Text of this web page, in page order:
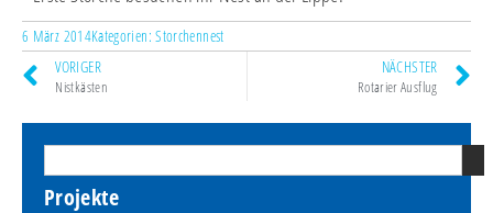
Projekte
6 März 2014Kategorien: Storchennest
VORIGER
Nistkästen
NÄCHSTER
Rotarier Ausflug